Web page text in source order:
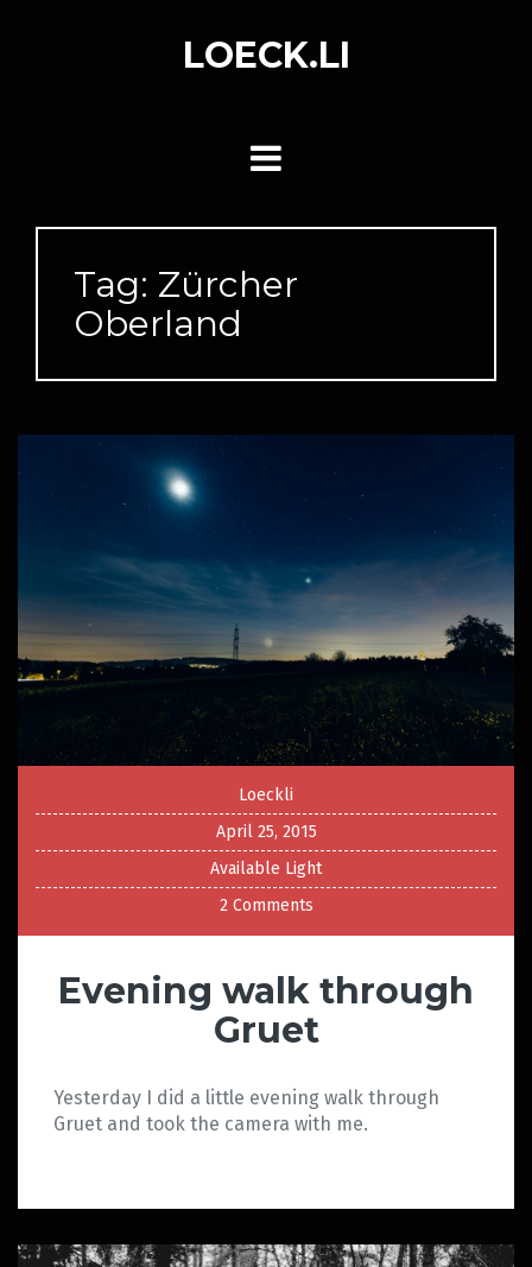
LOECK.LI
Tag: Zürcher
Oberland
Loeckli
April 25, 2015
Available Light
2 Comments
Evening walk through
Gruet
Yesterday I did a little evening walk through
Gruet and took the camera with me.